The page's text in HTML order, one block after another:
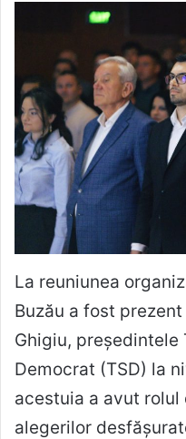
La reuniunea
Buzău a fost
Ghigiu, președintele
Democrat (TSD) la
acestuia a avut
alegerilor